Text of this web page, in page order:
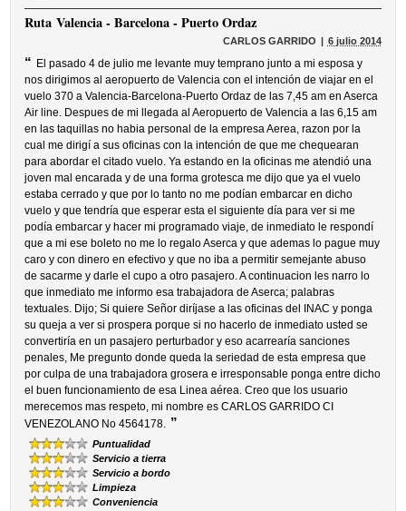
RutaValencia - Barcelona - Puerto Ordaz
CARLOS GARRIDO 6 julio 2014
“ El pasado 4 de julio me levante muy temprano junto a mi esposa y
nos dirigimos al aeropuerto de Valencia con el intención de viajar en el
vuelo 370 a Valencia-Barcelona-Puerto Ordaz de las 7,45 am en Aserca
Air line. Despues de mi llegada al Aeropuerto de Valencia a las 6,15 am
en las taquillas no habia personal de la empresa Aerea, razon por la
cual me dirigí a sus oficinas con la intención de que me chequearan
para abordar el citado vuelo. Ya estando en la oficinas me atendió una
joven mal encarada y de una forma grotesca me dijo que ya el vuelo
estaba cerrado y que por lo tanto no me podían embarcar en dicho
vuelo y que tendría que esperar esta el siguiente día para ver si me
podía embarcar y hacer mi programado viaje, de inmediato le respondí
que a mi ese boleto no me lo regalo Aserca y que ademas lo pague muy
caro y con dinero en efectivo y que no iba a permitir semejante abuso
de sacarme y darle el cupo a otro pasajero. A continuacion les narro lo
que inmediato me informo esa trabajadora de Aserca; palabras
textuales. Dijo; Si quiere Señor diríjase a las oficinas del INAC y ponga
su queja a ver si prospera porque si no hacerlo de inmediato usted se
convertiría en un pasajero perturbador y eso acarrearía sanciones
penales, Me pregunto donde queda la seriedad de esta empresa que
por culpa de una trabajadora grosera e irresponsable ponga entre dicho
el buen funcionamiento de esa Linea aérea. Creo que los usuario
merecemos mas respeto, mi nombre es CARLOS GARRIDO CI
VENEZOLANO No 4564178. ”
Puntualidad
Servicio a tierra
Servicio a bordo
Limpieza
Conveniencia